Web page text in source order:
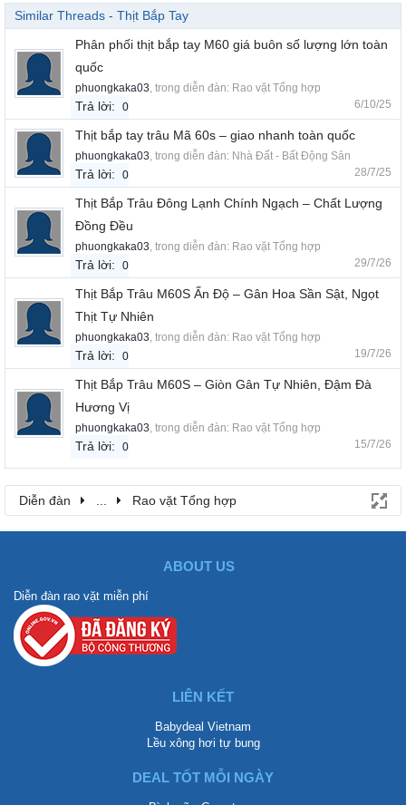
Similar Threads - Thịt Bắp Tay
Phân phối thịt bắp tay M60 giá buôn số lượng lớn toàn
quốc
phuongkaka03, trong diễn đàn: Rao vặt Tổng hợp
Trả lời: 0 6/10/25
Thịt bắp tay trâu Mã 60s – giao nhanh toàn quốc
phuongkaka03, trong diễn đàn: Nhà Đất - Bất Động Sản
Trả lời: 0 28/7/25
Thịt Bắp Trâu Đông Lạnh Chính Ngạch – Chất Lượng
Đồng Đều
phuongkaka03, trong diễn đàn: Rao vặt Tổng hợp
Trả lời: 0 29/7/26
Thịt Bắp Trâu M60S Ấn Độ – Gân Hoa Sần Sật, Ngọt
Thịt Tự Nhiên
phuongkaka03, trong diễn đàn: Rao vặt Tổng hợp
Trả lời: 0 19/7/26
Thịt Bắp Trâu M60S – Giòn Gân Tự Nhiên, Đậm Đà
Hương Vị
phuongkaka03, trong diễn đàn: Rao vặt Tổng hợp
Trả lời: 0 15/7/26
Diễn đàn ... Rao vặt Tổng hợp
ABOUT US
Diễn đàn rao vặt miễn phí
LIÊN KẾT
Babydeal Vietnam
Lều xông hơi tự bung
DEAL TỐT MỖI NGÀY